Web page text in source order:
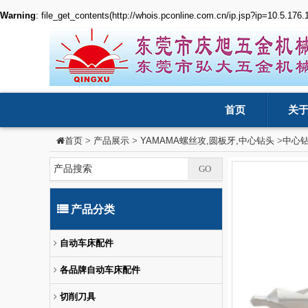
Warning: file_get_contents(http://whois.pconline.com.cn/
首页 关
首页 > 产品展示 > YAMAMA螺丝攻,圆板牙,中心钻头 >中心
产品分类
自动车床配件
各品牌自动车床配件
切削刀具